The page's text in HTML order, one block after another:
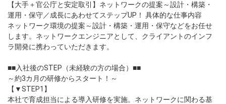
専門サイト
dodaチャットサポート
対応時間：10:00～22:00(日曜・年末年始を除く)
自動案内は24時間365日対応
気軽に相談してみませんか？
dodaの使い方は？
今の仕事を続けるべき？
【大手＋官公庁と安定取引】ネットワークの提案～設計・構築・
運用・保守／成長にあわせてステップUP！ 具体的な仕事内容
ネットワーク環境の提案～設計・構築・運用・保守などをお任せ
します。ネットワークエンジニアとして、クライアントのインフ
ラ開発に携わっていただきます。
■■入社後のSTEP（未経験の方の場合）■■
～約3カ月の研修からスタート！～
【▼STEP1】
本社で育成担当による導入研修を実施。ネットワークに関わる基